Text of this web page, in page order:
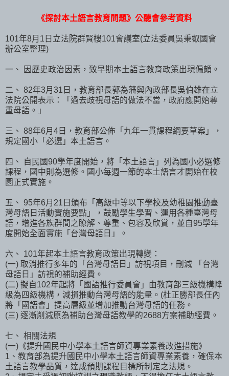
《探討本土語言教育問題》公聽會參考資料
101年8月1日立法院群賢樓101會議室(立法委員吳秉叡國會
辦公室整理)
一、 因歷史政治因素，致早期本土語言教育政策出現偏頗。
二、 82年3月31日，教育部長郭為藩與內政部長吳伯雄在立
法院公開表示：「過去歧視母語的做法不當，政府應開始尊
重母語。」
三、 88年6月4日，教育部公佈「九年一貫課程綱要草案」，
規定國小「必選」本土語言。
四、 自民國90學年度開始，將「本土語言」列為國小必選修
課程，國中則為選修。國小每週一節的本土語言才開始在校
園正式實施。
五、 95年6月21日頒布「高級中等以下學校及幼稚園推動臺
灣母語日活動實施要點」，鼓勵學生學習、運用各種臺灣母
語，增進各族群間之瞭解、尊重、包容及欣賞，並自95學年
度開始全面實施「台灣母語日」。
六、 101年起本土語言教育政策出現轉變：
(一) 取消推行多年的「台灣母語日」訪視項目，刪減 「台灣
母語日」訪視的補助經費。
(二) 擬自102年起將「國語推行委員會」由教育部三級機構降
級為四級機構，減損推動台灣母語的能量。(杜正勝部長任內
將「國語會」提高層級並增加推動台灣母語的任務。
(三) 逐漸削減原為補助台灣母語教學的2688方案補助經費。
七、 相關法規
(一)《提升國民中小學本土語言師資專業素養改進措施》
1、教育部為提升國民中小學本土語言師資專業素養，確保本
土語言教學品質，達成預期課程目標所制定之法規。